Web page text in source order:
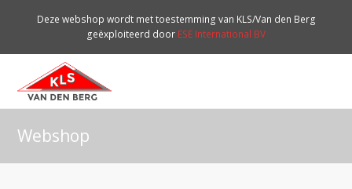
Deze webshop wordt met toestemming van KLS/Van den Berg
geëxploiteerd door ESE International BV
Webshop